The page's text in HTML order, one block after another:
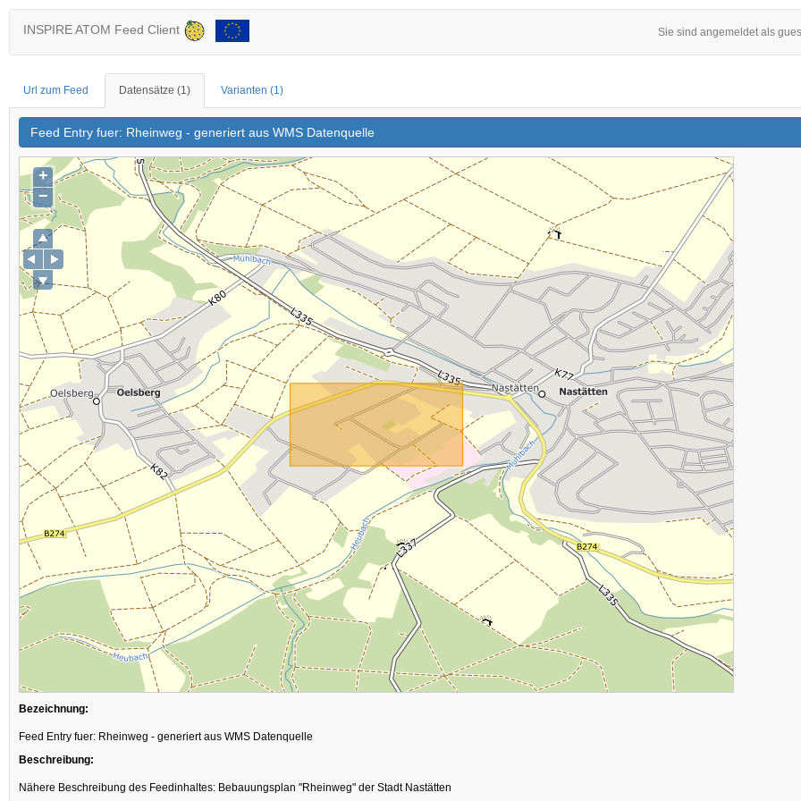
INSPIRE ATOM Feed Client Sie sind angemeldet als
Url zum Feed Datensätze (1) Varianten (1)
Feed Entry fuer: Rheinweg - generiert aus WMS Datenquelle
+
−
Bezeichnung:
Feed Entry fuer: Rheinweg - generiert aus WMS Datenquelle
Beschreibung:
Nähere Beschreibung des Feedinhaltes: Bebauungsplan "Rheinweg" der Stadt Nastätten